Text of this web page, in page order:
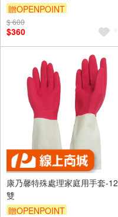
贈OPENPOINT
$ 600
$360
康乃馨特殊處理家庭用手套-12
雙
贈OPENPOINT